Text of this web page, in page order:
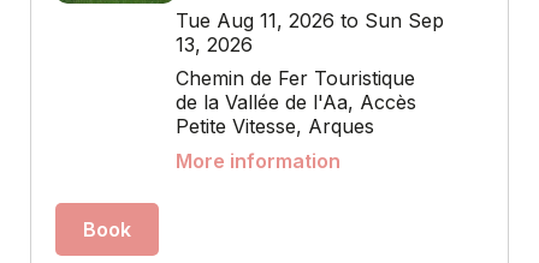
Tue Aug 11, 2026 to Sun Sep
13, 2026
Chemin de Fer Touristique
de la Vallée de l'Aa, Accès
Petite Vitesse, Arques
More information
Book